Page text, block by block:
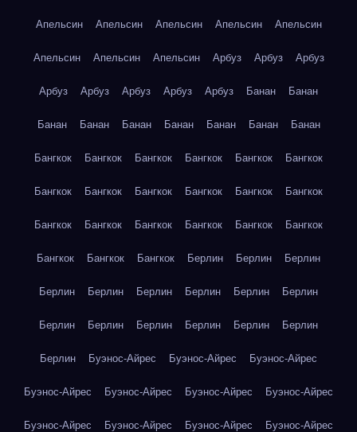
Апельсин Апельсин Апельсин Апельсин Апельсин
Апельсин Апельсин Апельсин Арбуз Арбуз Арбуз
Арбуз Арбуз Арбуз Арбуз Арбуз Банан Банан
Банан Банан Банан Банан Банан Банан Банан
Бангкок Бангкок Бангкок Бангкок Бангкок Бангкок
Бангкок Бангкок Бангкок Бангкок Бангкок Бангкок
Бангкок Бангкок Бангкок Бангкок Бангкок Бангкок
Бангкок Бангкок Бангкок Берлин Берлин Берлин
Берлин Берлин Берлин Берлин Берлин Берлин
Берлин Берлин Берлин Берлин Берлин Берлин
Берлин Буэнос-Айрес Буэнос-Айрес Буэнос-Айрес
Буэнос-Айрес Буэнос-Айрес Буэнос-Айрес Буэнос-Айрес
Буэнос-Айрес Буэнос-Айрес Буэнос-Айрес Буэнос-Айрес